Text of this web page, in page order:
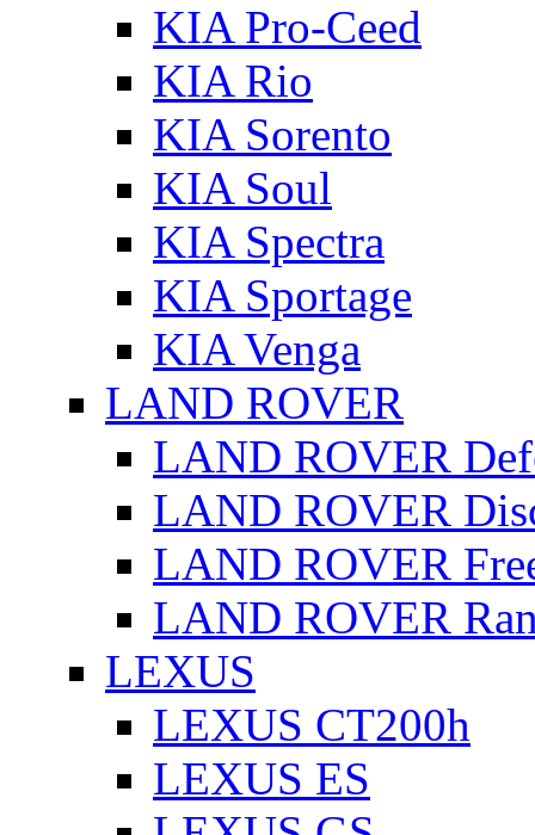
KIA Pro-Ceed
KIA Rio
KIA Sorento
KIA Soul
KIA Spectra
KIA Sportage
KIA Venga
LAND ROVER
LAND ROVER
LAND ROVER
LAND ROVER
LAND ROVER
LEXUS
LEXUS CT200h
LEXUS ES